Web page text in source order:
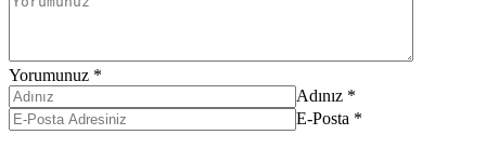
Yorumunuz *
Adınız *
E-Posta *